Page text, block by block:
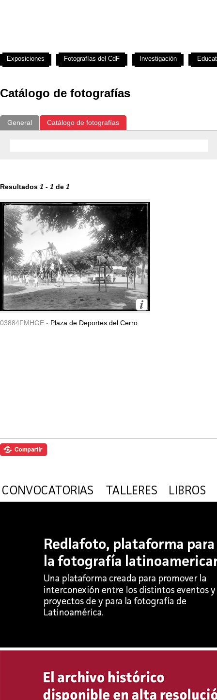
Catálogo de fotografías
General Catálogo de fotografías
Resultados 1 - 1 de 1
03884FMHGE - Plaza de Deportes del Cerro.
Exposiciones Fotografías del CdF Investigación